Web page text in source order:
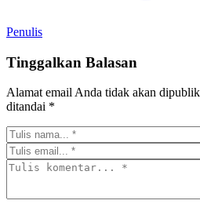
Penulis
Tinggalkan Balasan
Alamat email Anda tidak akan
ditandai *